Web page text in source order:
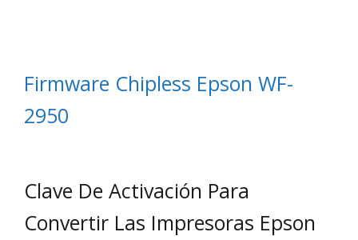
Firmware Chipless Epson WF-
2950
Clave De Activación Para
Convertir Las Impresoras Epson